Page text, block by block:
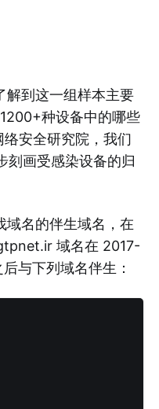
解到这一组样本主要
种设备中的哪些
安全研究院，我们
刻画受感染设备的归
域名的伴生域名，在
域名在 2017-
与下列域名伴生：